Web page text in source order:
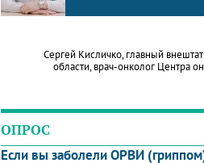
Сергей Кисличко, главный
области, врач-онколог Центра
ОПРОС
Если вы заболели ОРВИ